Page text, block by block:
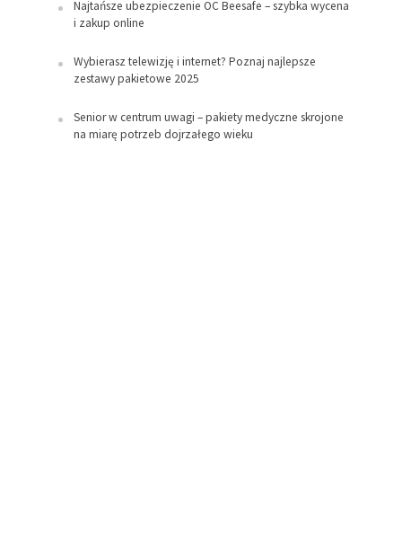
Najtańsze ubezpieczenie OC Beesafe – szybka wycena
i zakup online
Wybierasz telewizję i internet? Poznaj najlepsze
zestawy pakietowe 2025
Senior w centrum uwagi – pakiety medyczne skrojone
na miarę potrzeb dojrzałego wieku